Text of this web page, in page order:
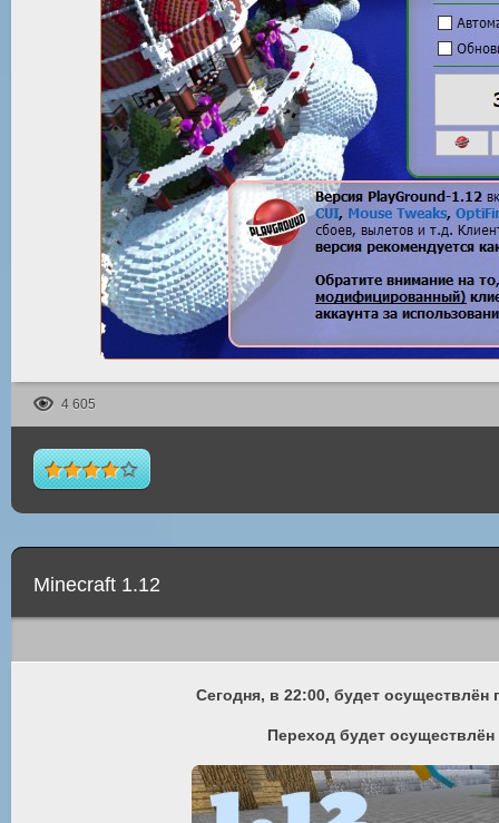
4 605
Minecraft 1.12
Сегодня, в 22:00, будет
Переход будет